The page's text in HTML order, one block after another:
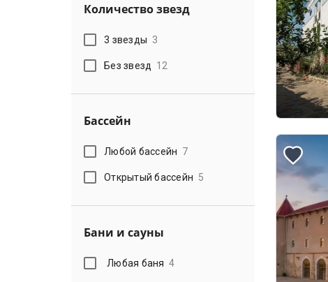
Количество звезд
3 звезды 3
Без звезд 12
Бассейн
Любой бассейн 7
Открытый бассейн 5
Бани и сауны
Любая баня 4